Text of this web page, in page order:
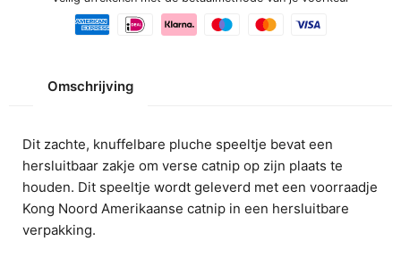
Omschrijving
Dit zachte, knuffelbare pluche speeltje bevat een
hersluitbaar zakje om verse catnip op zijn plaats te
houden. Dit speeltje wordt geleverd met een voorraadje
Kong Noord Amerikaanse catnip in een hersluitbare
verpakking.